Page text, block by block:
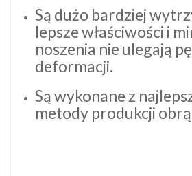
Są dużo bardziej
lepsze właściwości i
noszenia nie ulegają
deformacji.
Są wykonane z
metody produkcji